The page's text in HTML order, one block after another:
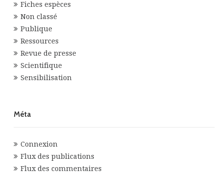
Fiches espèces
Non classé
Publique
Ressources
Revue de presse
Scientifique
Sensibilisation
Méta
Connexion
Flux des publications
Flux des commentaires